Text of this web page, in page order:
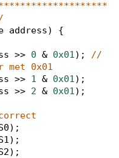
address) {
>> 0 & 0x01); //
met 0x01
>> 1 & 0x01);
>> 2 & 0x01);
);
);
);